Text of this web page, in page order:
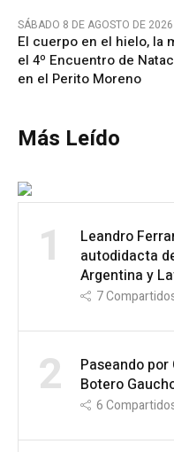
SÁBADO 8 DE AGOSTO DE 2026
El cuerpo en el hielo, la
el 4º Encuentro de
en el Perito Moreno
Más Leído
1
Leandro
autodidacta
Argentina y
7
2
Paseando por
Botero
6